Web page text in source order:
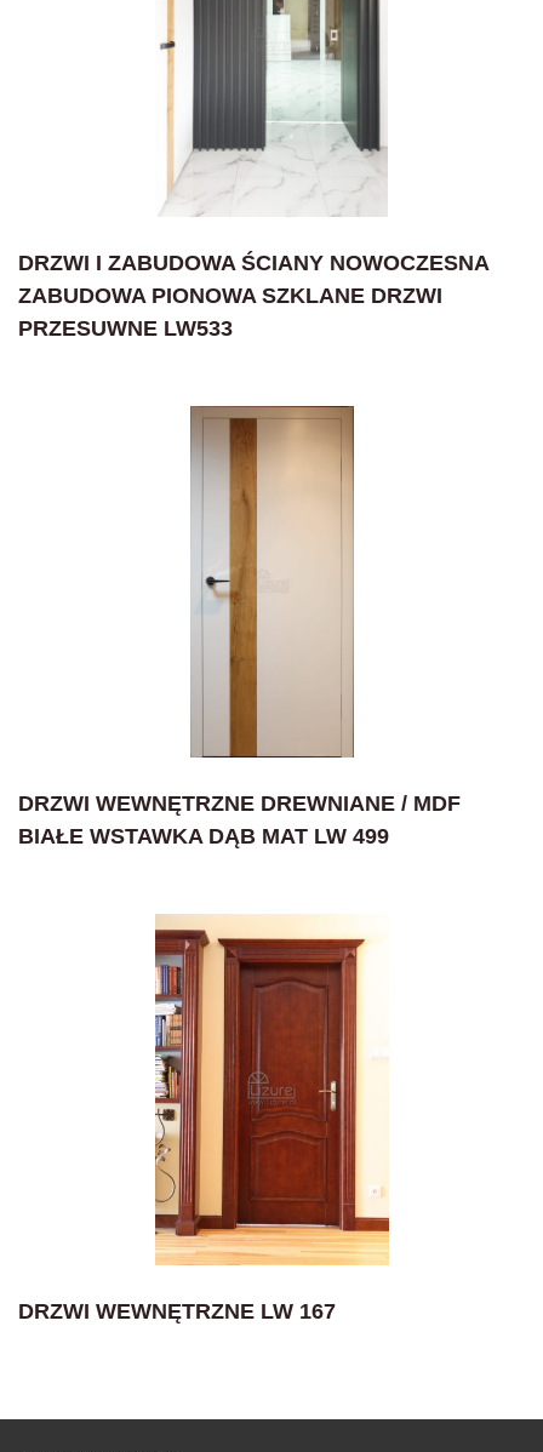
DRZWI I ZABUDOWA ŚCIANY NOWOCZESNA
ZABUDOWA PIONOWA SZKLANE DRZWI
PRZESUWNE LW533
DRZWI WEWNĘTRZNE DREWNIANE / MDF
BIAŁE WSTAWKA DĄB MAT LW 499
DRZWI WEWNĘTRZNE LW 167